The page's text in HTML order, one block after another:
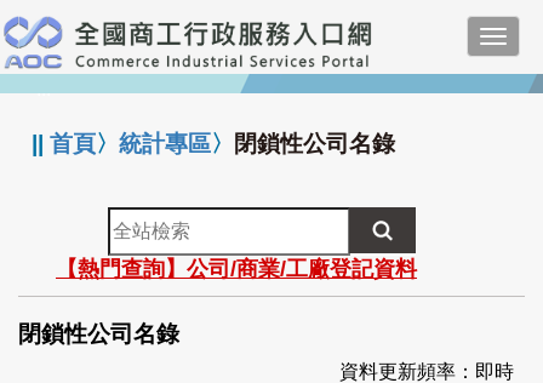
跳
到
主
要
:::
||首頁〉統計專區〉 閉鎖性公司名錄
全
站
檢
索
【熱門查詢】公司/商業/工廠登記資料
閉鎖性公司名錄
資料更新頻率：即時